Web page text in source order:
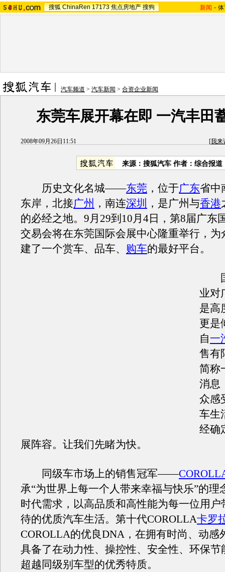
搜狐 ChinaRen 17173 焦点房地产 搜狗 新闻 -
汽车频道 > 汽车新闻 > 合资企业新闻
东莞车展开幕在即 一汽丰田
2008年09月26日11:51 [我来
来源：搜狐汽车 作者：综合报道
历史文化名城——东莞 ，位于广东省中
东岸，北接广州 ，南连深圳 ，是广州与香港
的必经之地。9月29到10月4日，第8届广东
交易会将在东莞国际会展中心隆重举行，为
建了一个赏车、品车、 购车的最好平台。
国
业对
是高
更是
自一
售有
简称
消息
众感
车生
经确
展阵容。让我们先睹为快。
同级车市场上的销售冠军——
承“为世界上每一个人带来幸福与快乐”的理
时代需求，以高品质和高性能为每一位用户
待的优质汽车生活。第十代COROLLA卡罗
COROLLA的优良DNA，在拥有时尚、动感
具备了在动力性、操控性、安全性、环保节
超越同级别车型的优秀特质。